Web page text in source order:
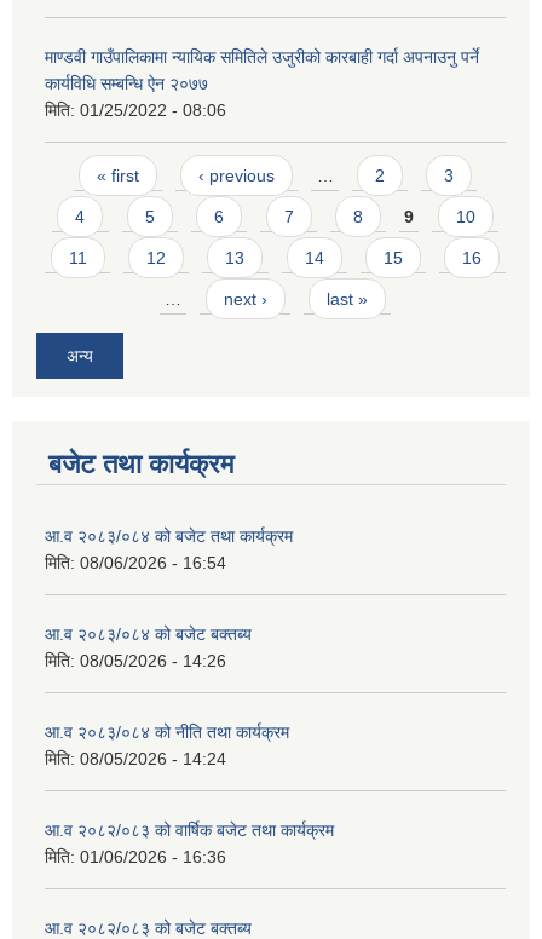
माण्डवी गाउँपालिकामा न्यायिक समितिले उजुरीको कारबाही गर्दा अपनाउनु पर्ने
कार्यविधि सम्बन्धि ऐन २०७७
मिति: 01/25/2022 - 08:06
Pages
« first ‹ previous 2 3
4 5 6 7 8 9 10
11 12 13 14 15 16
next › last »
अन्य
बजेट तथा कार्यक्रम
आ.व २०८३/०८४ को बजेट तथा कार्यक्रम
मिति: 08/06/2026 - 16:54
आ.व २०८३/०८४ को बजेट बक्तब्य
मिति: 08/05/2026 - 14:26
आ.व २०८३/०८४ को नीति तथा कार्यक्रम
मिति: 08/05/2026 - 14:24
आ.व २०८२/०८३ को वार्षिक बजेट तथा कार्यक्रम
मिति: 01/06/2026 - 16:36
आ.व २०८२/०८३ को बजेट बक्तब्य